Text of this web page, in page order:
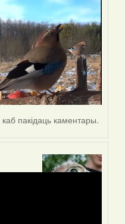
каб пакідаць каментары.